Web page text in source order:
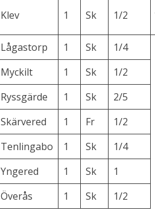
Klev 1 Sk 1/2
Lågastorp 1 Sk
1/4
Myckilt 1 Sk
1/2
Ryssgärde 1 Sk
2/5
Skärvered 1 Fr
1/2
Tenlingabo 1 Sk
1/4
Yngered 1 Sk
1
Överås 1 Sk 1/2